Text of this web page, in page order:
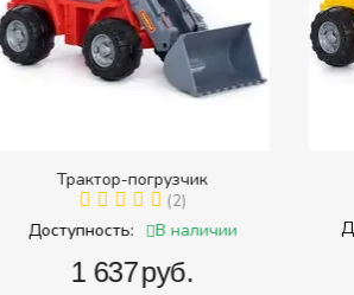
Трактор-погрузчик
(2)
В наличии
руб.